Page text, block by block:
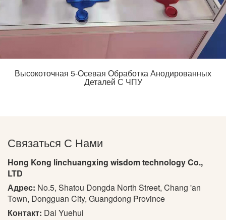
Высокоточная 5-Осевая Обработка Анодированных
Деталей С ЧПУ
Связаться С Нами
Hong Kong linchuangxing wisdom technology Co.,
LTD
Адрес: No.5, Shatou Dongda North Street, Chang 'an
Town, Dongguan City, Guangdong Province
Контакт: Dai Yuehui